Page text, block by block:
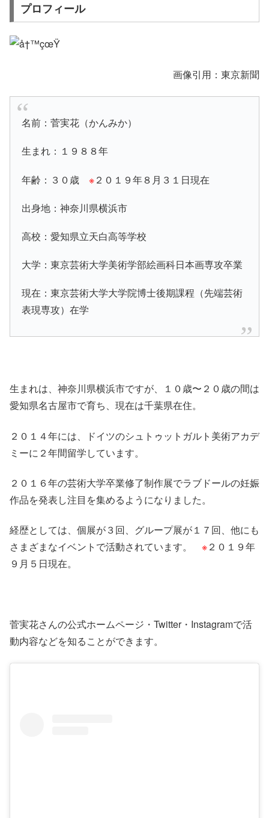
プロフィール
画像引用：東京新聞
名前：菅実花（かんみか）
生まれ：１９８８年
年齢：３０歳※２０１９年８月３１日現在
出身地：神奈川県横浜市
高校：愛知県立天白高等学校
大学：東京芸術大学美術学部絵画科日本画専攻卒業
現在：東京芸術大学大学院博士後期課程（先端芸術
表現専攻）在学
生まれは、神奈川県横浜市ですが、１０歳〜２０歳の間は
愛知県名古屋市で育ち、現在は千葉県在住。
２０１４年には、ドイツのシュトゥットガルト美術アカデ
ミーに２年間留学しています。
２０１６年の芸術大学卒業修了制作展でラブドールの妊娠
作品を発表し注目を集めるようになりました。
経歴としては、個展が３回、グループ展が１７回、他にも
さまざまなイベントで活動されています。 ※２０１９年
９月５日現在。
菅実花さんの公式ホームページ・Twitter・Instagramで活
動内容などを知ることができます。